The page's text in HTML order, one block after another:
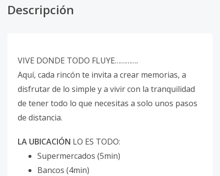
Descripción
VIVE DONDE TODO FLUYE………….
Aquí, cada rincón te invita a crear memorias, a
disfrutar de lo simple y a vivir con la tranquilidad
de tener todo lo que necesitas a solo unos pasos
de distancia.
LA UBICACIÓN LO ES TODO:
Supermercados (5min)
Bancos (4min)